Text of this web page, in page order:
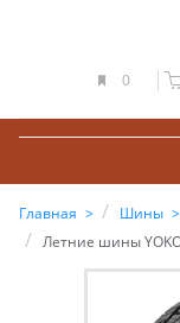
0
Главная Шины
Летние шины